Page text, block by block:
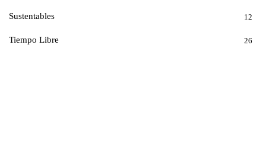
Sustentables 12
Tiempo Libre 26